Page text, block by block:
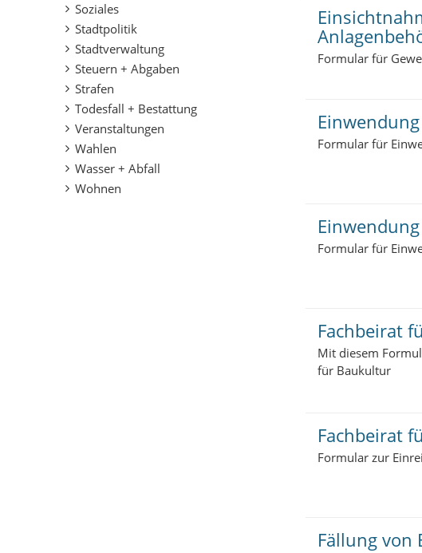
Soziales
Stadtpolitik
Stadtverwaltung
Steuern + Abgaben
Strafen
Todesfall + Bestattung
Veranstaltungen
Wahlen
Wasser + Abfall
Wohnen
Formular für
Formular für
Formular für
Fachbeirat
Mit diesem
für Baukultur
Fachbeirat
Formular zur
Fällung von